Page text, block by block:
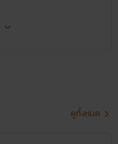
ดูทั้งหมด